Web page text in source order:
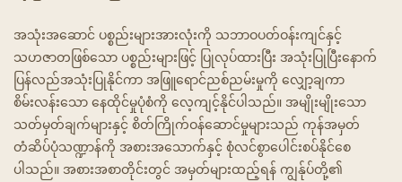
အသုံးအဆောင် ပစ္စည်းများအားလုံးကို သဘာဝပတ်ဝန်းကျင်နှင့်
သဟဇာတဖြစ်သော ပစ္စည်းများဖြင့် ပြုလုပ်ထားပြီး အသုံးပြုပြီးနောက်
ပြန်လည်အသုံးပြုနိုင်ကာ အဖြူရောင်ညစ်ညမ်းမှုကို လျှော့ချကာ
စိမ်းလန်းသော နေထိုင်မှုပုံစံကို လေ့ကျင့်နိုင်ပါသည်။ အမျိုးမျိုးသော
သတ်မှတ်ချက်များနှင့် စိတ်ကြိုက်ဝန်ဆောင်မှုများသည် ကုန်အမှတ်
တံဆိပ်ပုံသဏ္ဍာန်ကို အစားအသောက်နှင့် စုံလင်စွာပေါင်းစပ်နိုင်စေ
ပါသည်။ အစားအစာတိုင်းတွင် အမှတ်များထည့်ရန် ကျွန်ုပ်တို့၏